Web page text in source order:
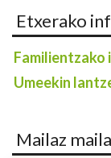
Etxerako
Familientzako
Umeekin
Mailaz